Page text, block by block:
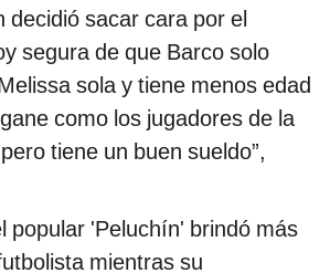
decidió sacar cara por el
segura de que Barco solo
sola y tiene menos edad
como los jugadores de la
tiene un buen sueldo”,
popular 'Peluchín' brindó más
mientras su